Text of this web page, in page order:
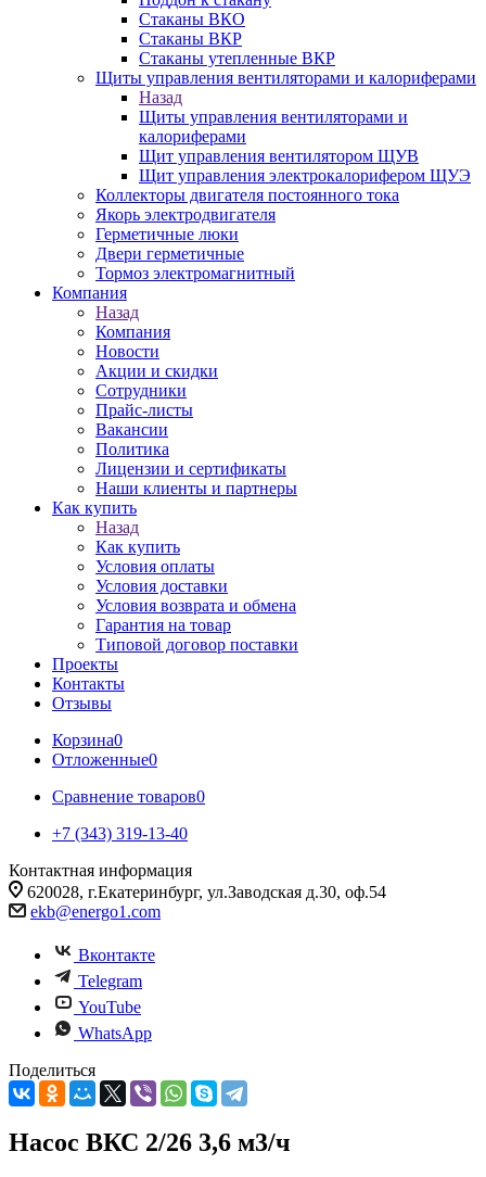
Стаканы ВКО
Стаканы ВКР
Стаканы утепленные ВКР
Щиты управления вентиляторами и калориферами
Назад
Щиты управления вентиляторами и
калориферами
Щит управления вентилятором ЩУВ
Щит управления электрокалорифером ЩУЭ
Коллекторы двигателя постоянного тока
Якорь электродвигателя
Герметичные люки
Двери герметичные
Тормоз электромагнитный
Компания
Назад
Компания
Новости
Акции и скидки
Сотрудники
Прайс-листы
Вакансии
Политика
Лицензии и сертификаты
Наши клиенты и партнеры
Как купить
Назад
Как купить
Условия оплаты
Условия доставки
Условия возврата и обмена
Гарантия на товар
Типовой договор поставки
Проекты
Контакты
Отзывы
Корзина0
Отложенные0
Сравнение товаров0
+7 (343) 319-13-40
Контактная информация
620028, г.Екатеринбург, ул.Заводская д.30, оф.54
ekb@energo1.com
Вконтакте
Telegram
YouTube
WhatsApp
Поделиться
Насос ВКС 2/26 3,6 м3/ч